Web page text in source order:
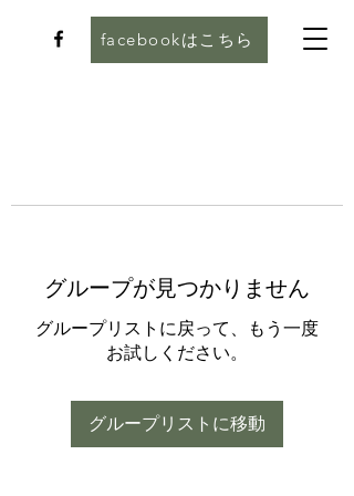
facebookはこちら
グループが見つかりません
グループリストに戻って、もう一度
お試しください。
グループリストに移動